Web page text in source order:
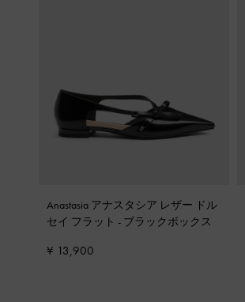
Anastasia アナスタシア レザー ドル
セイ フラット - ブラックボックス
¥ 13,900